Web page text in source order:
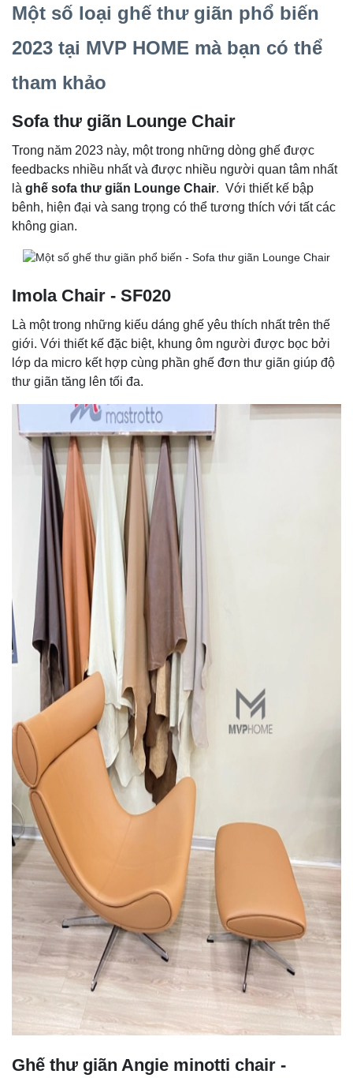
Một số loại ghế thư giãn phổ biến
2023 tại MVP HOME mà bạn có thể
tham khảo
Sofa thư giãn Lounge Chair
Trong năm 2023 này, một trong những dòng ghế được
feedbacks nhiều nhất và được nhiều người quan tâm nhất
là ghế sofa thư giãn Lounge Chair. Với thiết kế bập
bênh, hiện đại và sang trọng có thể tương thích với tất các
không gian.
Imola Chair - SF020
Là một trong những kiếu dáng ghế yêu thích nhất trên thế
giới. Với thiết kế đặc biệt, khung ôm người được bọc bởi
lớp da micro kết hợp cùng phần ghế đơn thư giãn giúp độ
thư giãn tăng lên tối đa.
Ghế thư giãn Angie minotti chair -